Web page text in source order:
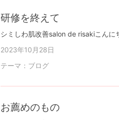
研修を終えて
2023年10月28日
テーマ： ブログ
お薦めのもの